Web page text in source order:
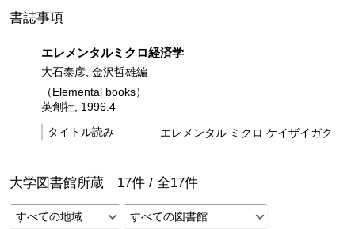
書誌事項
エレメンタルミクロ経済学
大石泰彦, 金沢哲雄編
（Elemental books）
英創社, 1996.4
タイトル読み
エレメンタル ミクロ ケイザイガク
大学図書館所蔵 17件 / 全17件
すべての地域
すべての図書館